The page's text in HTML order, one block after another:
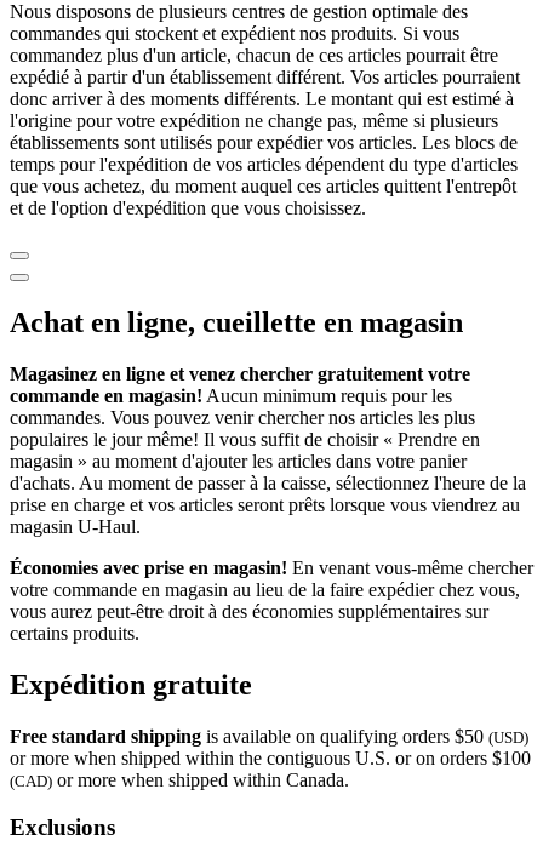
Nous disposons de plusieurs centres de gestion optimale des
commandes qui stockent et expédient nos produits. Si vous
commandez plus d'un article, chacun de ces articles pourrait être
expédié à partir d'un établissement différent. Vos articles pourraient
donc arriver à des moments différents. Le montant qui est estimé à
l'origine pour votre expédition ne change pas, même si plusieurs
établissements sont utilisés pour expédier vos articles. Les blocs de
temps pour l'expédition de vos articles dépendent du type d'articles
que vous achetez, du moment auquel ces articles quittent l'entrepôt
et de l'option d'expédition que vous choisissez.
Achat en ligne, cueillette en magasin
Magasinez en ligne et venez chercher gratuitement votre
commande en magasin! Aucun minimum requis pour les
commandes. Vous pouvez venir chercher nos articles les plus
populaires le jour même! Il vous suffit de choisir « Prendre en
magasin » au moment d'ajouter les articles dans votre panier
d'achats. Au moment de passer à la caisse, sélectionnez l'heure de la
prise en charge et vos articles seront prêts lorsque vous viendrez au
magasin U-Haul.
Économies avec prise en magasin! En venant vous-même chercher
votre commande en magasin au lieu de la faire expédier chez vous,
vous aurez peut-être droit à des économies supplémentaires sur
certains produits.
Expédition gratuite
Free standard shipping is available on qualifying orders $50 (USD)
or more when shipped within the contiguous U.S. or on orders $100
(CAD) or more when shipped within Canada.
Exclusions